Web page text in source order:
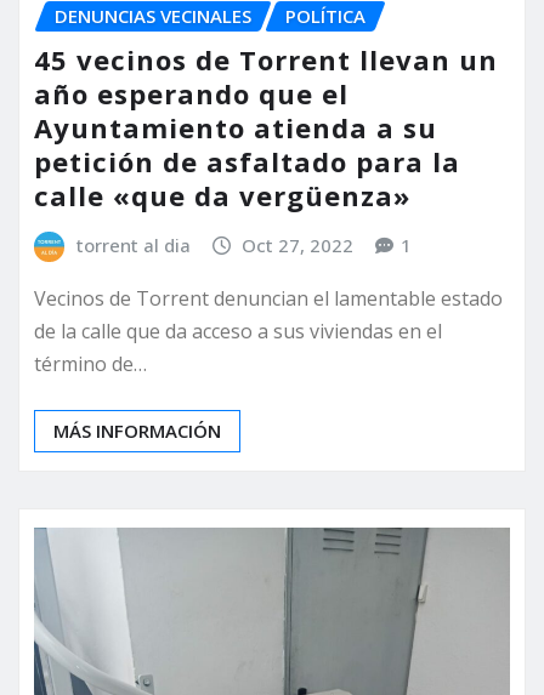
DENUNCIAS VECINALES POLÍTICA
45 vecinos de Torrent llevan un
año esperando que el
Ayuntamiento atienda a su
petición de asfaltado para la
calle «que da vergüenza»
torrent al dia Oct 27, 2022 1
Vecinos de Torrent denuncian el lamentable estado
de la calle que da acceso a sus viviendas en el
término de…
MÁS INFORMACIÓN